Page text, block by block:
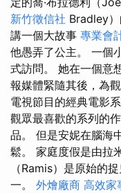
新竹徵信社 Bradley
講一個大故事 專業會
他愚弄了公主。 一個
式訪問。 她在一個意
報媒體緊隨其後，為
電視節目的經典電影
觀眾最喜歡的系列的
品。 但是安妮在腦海
鬆。 家庭度假是由拉
（Ramis）是原始的
一。 外燴廠商 高效家